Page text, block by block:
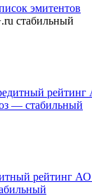
эмитентов
стабильный
рейтинг
— стабильный
рейтинг АО